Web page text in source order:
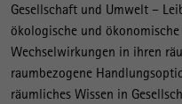
Gesellschaft und Umwelt –
ökologische und ökonomische
Wechselwirkungen in ihren
raumbezogene
räumliches Wissen in